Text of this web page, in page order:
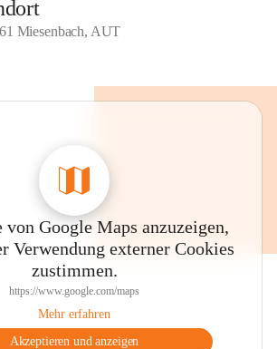
Miesenbach, AUT
Google Maps anzuzeigen,
Verwendung externer Cookies
zustimmen.
https://www.google.com/maps
Mehr erfahren
Akzeptieren und anzeigen